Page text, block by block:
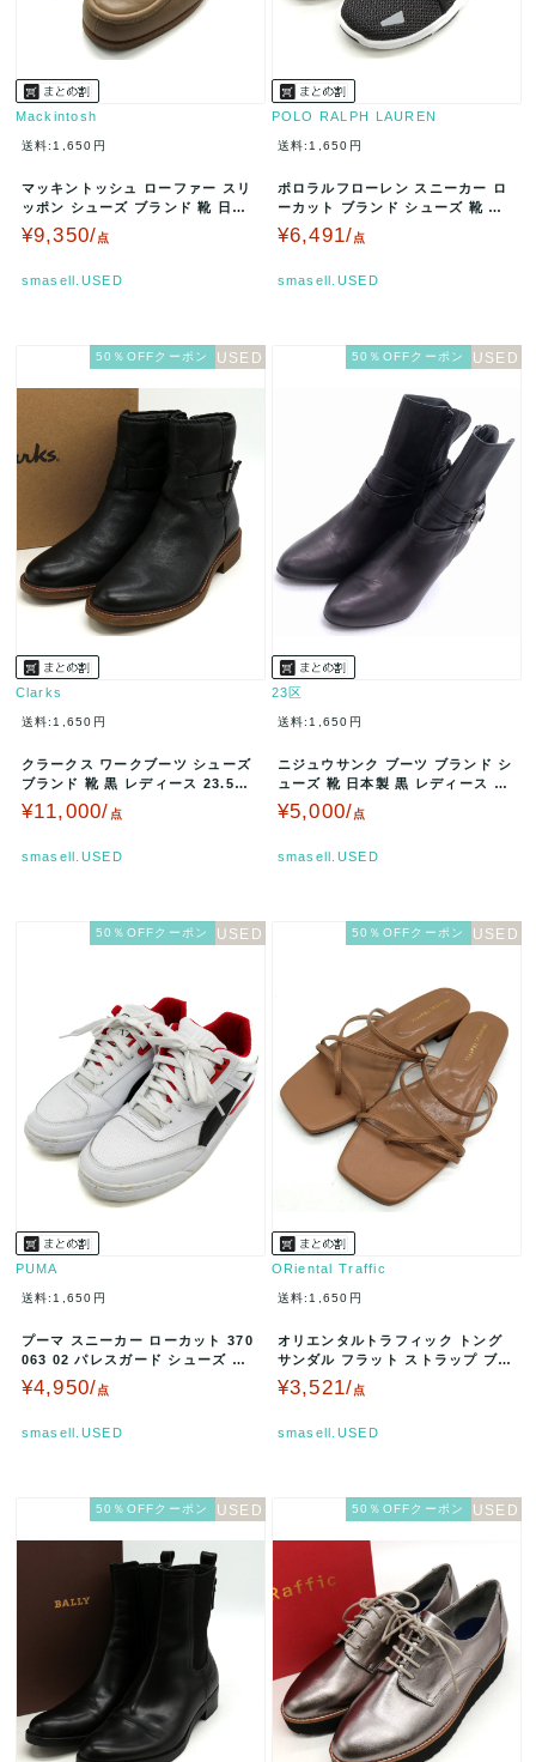
Mackintosh
送料:1,650円
マッキントッシュ ローファー スリ
ッポン シューズ ブランド 靴 日本
製 レディース 23サイズ ベ…
¥9,350/点
smasell.USED
POLO RALPH LAUREN
送料:1,650円
ポロラルフローレン スニーカー ロ
ーカット ブランド シューズ 靴 黒
レディース 36.5サイズ …
¥6,491/点
smasell.USED
50％OFFクーポン
Clarks
送料:1,650円
クラークス ワークブーツ シューズ
ブランド 靴 黒 レディース 23.5サ
イズ ブラック Clar…
¥11,000/ 点
smasell.USED
50％OFFクーポン
23区
送料:1,650円
ニジュウサンク ブーツ ブランド シ
ューズ 靴 日本製 黒 レディース 23
サイズ ブラック 23区…
¥5,000/点
smasell.USED
50％OFFクーポン
PUMA
送料:1,650円
プーマ スニーカー ローカット 370
063 02 パレスガード シューズ 靴
白 メンズ 26.5…
¥4,950/点
smasell.USED
50％OFFクーポン
ORiental Traffic
送料:1,650円
オリエンタルトラフィック トング
サンダル フラット ストラップ ブラ
ンド 靴 レディース Mサイズ …
¥3,521/点
smasell.USED
50％OFFクーポン 50％OFFクーポン